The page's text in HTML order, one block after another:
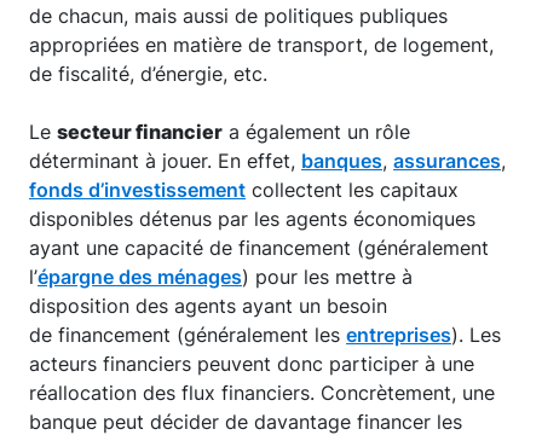
de chacun, mais aussi de politiques publiques
appropriées en matière de transport, de logement,
de fiscalité, d’énergie, etc.
Le secteur financier a également un rôle
déterminant à jouer. En effet, banques, assurances,
fonds d’investissement collectent les capitaux
disponibles détenus par les agents économiques
ayant une capacité de financement (généralement
l’épargne des ménages) pour les mettre à
disposition des agents ayant un besoin
de financement (généralement les entreprises). Les
acteurs financiers peuvent donc participer à une
réallocation des flux financiers. Concrètement, une
banque peut décider de davantage financer les